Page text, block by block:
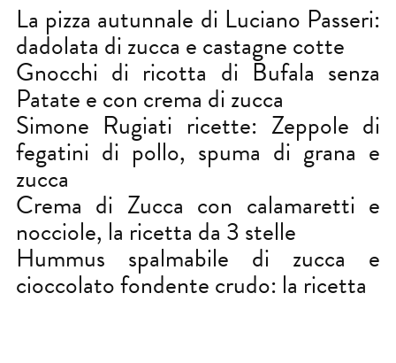
La pizza autunnale di Luciano Passeri:
dadolata di zucca e castagne cotte
Gnocchi di ricotta di Bufala senza
Patate e con crema di zucca
Simone Rugiati ricette: Zeppole di
fegatini di pollo, spuma di grana e
zucca
Crema di Zucca con calamaretti e
nocciole, la ricetta da 3 stelle
Hummus spalmabile di zucca e
cioccolato fondente crudo: la ricetta